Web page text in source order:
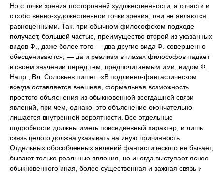
Но с точки зрения посторонней художественности, а отчасти и
с собственно-художественной точки зрения, они не являются
равноценными. Так, при обычном философском подходе
получает, большей частью, преимущество второй из указанных
видов Ф., даже более того — два другие вида Ф. совершенно
обесцениваются; — да и реализм в глазах философов падает
в своем значении перед тем, предпочитаемым ими, видом Ф.
Напр., Вл. Соловьев пишет: «В подлинно-фантастическом
всегда оставляется внешняя, формальная возможность
простого объяснения из обыкновенной всегдашней связи
явлений, при чем, однако, это объяснение окончательно
лишается внутренней вероятности. Все отдельные
подробности должны иметь повседневный характер, и лишь
связь целого должна указывать на иную причинность.
Отдельных обособленных явлений фантастического не бывает,
бывают только реальные явления, но иногда выступает яснее
обыкновенного иная, более существенная и важная связь и